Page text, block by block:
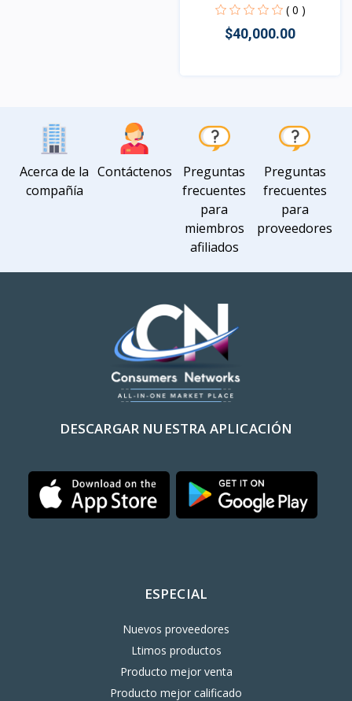
( 0 )
$40,000.00
Acerca de la
compañía
Contáctenos
Preguntas
frecuentes
para
miembros
afiliados
Preguntas
frecuentes
para
proveedores
DESCARGAR NUESTRA APLICACIÓN
ESPECIAL
Nuevos proveedores
Ltimos productos
Producto mejor venta
Producto mejor calificado